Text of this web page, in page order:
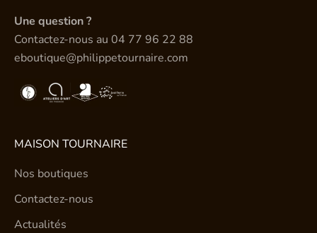
Une question ?
Contactez-nous au 04 77 96 22 88
eboutique@philippetournaire.com
MAISON TOURNAIRE
Nos boutiques
Contactez-nous
Actualités